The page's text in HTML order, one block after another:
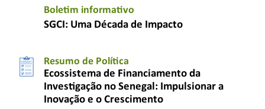
Boletim informativo
SGCI: Uma Década de Impacto
Resumo de Política
Ecossistema de Financiamento da
Investigação no Senegal: Impulsionar a
Inovação e o Crescimento